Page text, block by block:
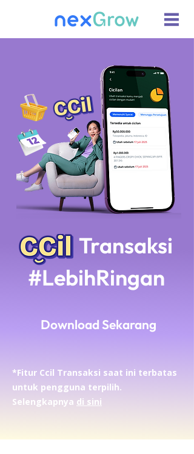
Transaksi
#LebihRingan
Download Sekarang
*Fitur Ccil Transaksi saat ini terbatas
untuk pengguna terpilih.
Selengkapnya di sini